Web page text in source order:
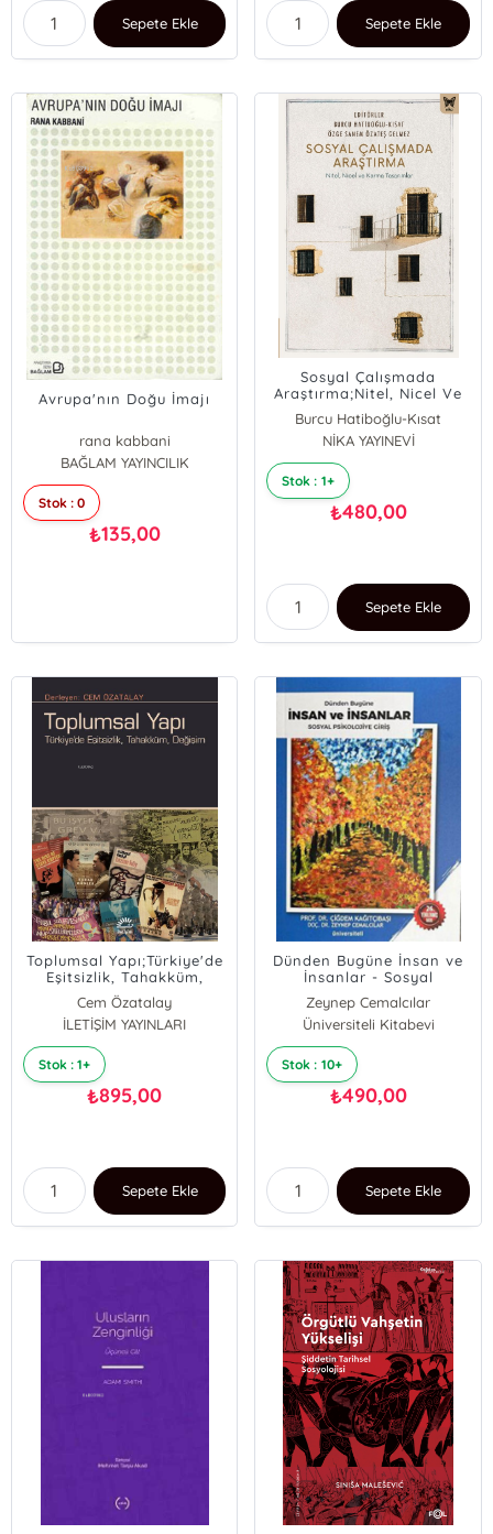
Sepete Ekle Sepete Ekle
Avrupa'nın Doğu İmajı
rana kabbani
BAĞLAM YAYINCILIK
Stok : 0
₺135,00
Sosyal Çalışmada
Araştırma;Nitel, Nicel Ve
Karma Tasarımlar
Burcu Hatiboğlu-Kısat
Özge Sanem Özateş Gelmez
NİKA YAYINEVİ
Stok : 1+
₺480,00
Sepete Ekle
Toplumsal Yapı;Türkiye'de
Eşitsizlik, Tahakküm,
Değişim
Cem Özatalay
İLETİŞİM YAYINLARI
Stok : 1+
₺895,00
Sepete Ekle
Dünden Bugüne İnsan ve
İnsanlar - Sosyal
Psikolojiye Giriş
Zeynep Cemalcılar
ÇİĞDEM KAĞITÇIBAŞI
Üniversiteli Kitabevi
Stok : 10+
₺490,00
Sepete Ekle